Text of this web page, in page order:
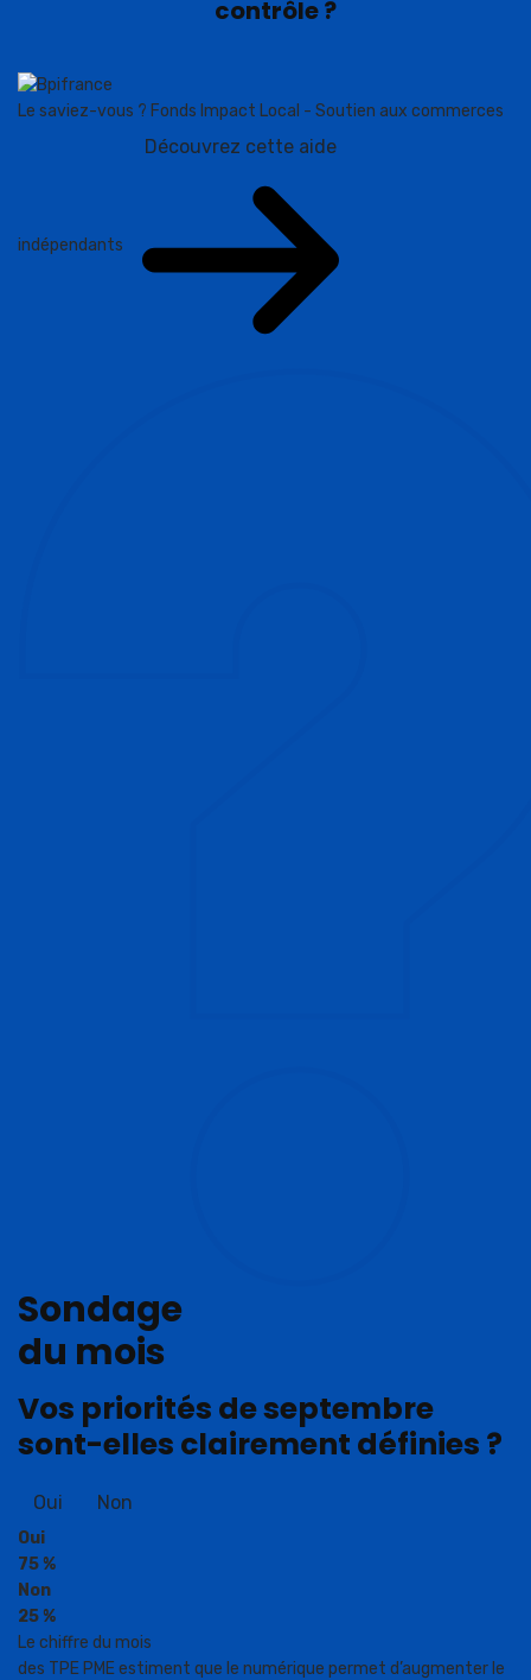
contrôle ?
Le saviez-vous ? Fonds Impact Local - Soutien aux commerces
indépendants
Découvrez cette aide
Sondage
du mois
Vos priorités de septembre
sont-elles clairement définies ?
Oui Non
Oui
75 %
Non
25 %
Le chiffre du mois
des TPE PME estiment que le numérique permet d’augmenter le